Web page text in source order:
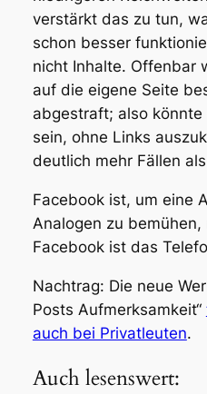
verstärkt das zu tun,
schon besser
nicht Inhalte. Offenbar
auf die eigene Seite
abgestraft; also
sein, ohne Links
deutlich mehr Fällen
Facebook ist, um eine
Analogen zu
Facebook ist das
Nachtrag: Die neue
Posts Aufmerksamkeit“
auch bei Privatleuten.
Auch lesenswert: